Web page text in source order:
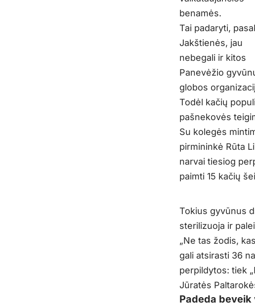
benamės.
Tai padaryti,
Jakštienės, jau
nebegali ir kitos
Panevėžio
globos
Todėl kačių
pašnekovės
Su kolegės
pirmininkė Rūta
narvai tiesiog
paimti 15 kačių
Tokius gyvūnus
sterilizuoja ir
„Ne tas žodis,
gali atsirasti 36
perpildytos: tiek
Jūratės
Padeda beveik